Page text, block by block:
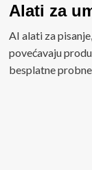
Alati za
AI alati za
povećavaju
besplatne